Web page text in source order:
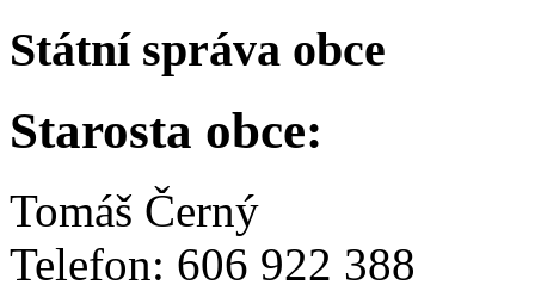
Státní správa obce
Starosta obce:
Tomáš Černý
Telefon: 606 922 388